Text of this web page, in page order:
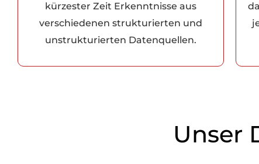
kürzester Zeit Erkenntnisse aus
verschiedenen strukturierten und
unstrukturierten Datenquellen.
Unser